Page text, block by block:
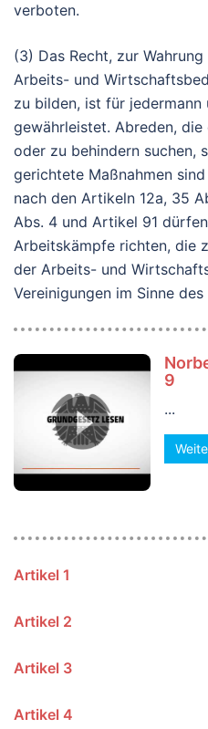
verboten.
(3) Das Recht, zur
Arbeits- und
zu bilden, ist für jedermann
gewährleistet. Abreden, die
oder zu behindern suchen,
gerichtete Maßnahmen
nach den Artikeln 12a, 35
Abs. 4 und Artikel 91
Arbeitskämpfe richten, die
der Arbeits- und
Vereinigungen im Sinne
9
...
Artikel 1
Artikel 2
Artikel 3
Artikel 4